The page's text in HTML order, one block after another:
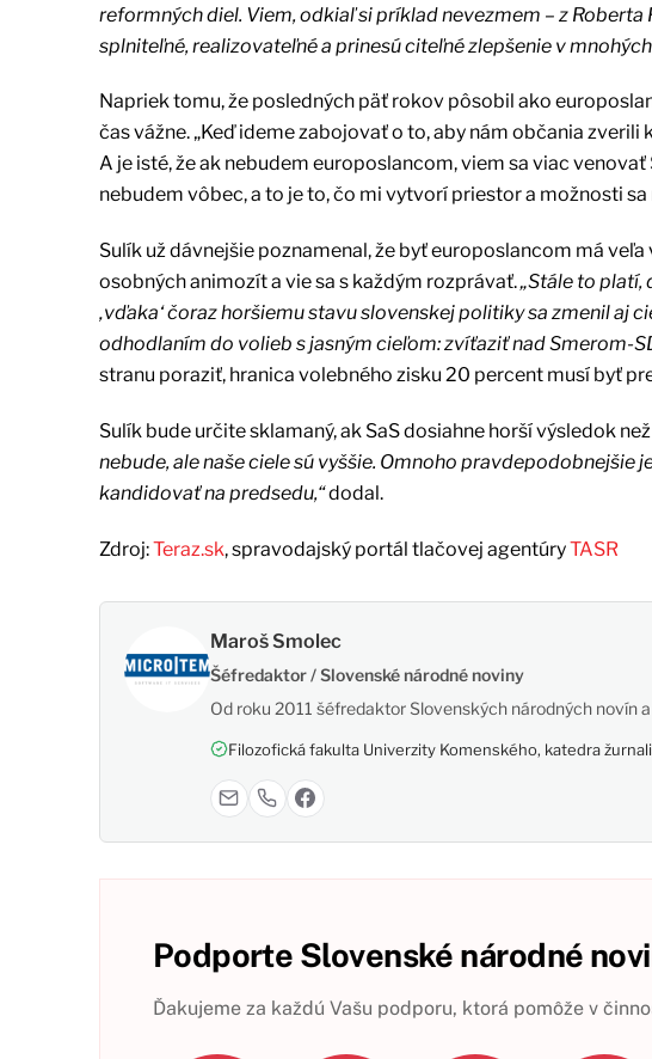
reformných diel. Viem, odkiaľ si príklad nevezmem – z
splniteľné, realizovateľné a prinesú citeľné zlepšenie v
Napriek tomu, že posledných päť rokov pôsobil ako
čas vážne. „Keď ideme zabojovať o to, aby nám občania
A je isté, že ak nebudem europoslancom, viem sa viac
nebudem vôbec, a to je to, čo mi vytvorí priestor a možnosti
Sulík už dávnejšie poznamenal, že byť europoslancom má
osobných animozít a vie sa s každým rozprávať.„Stále to platí,
‚vďaka‘ čoraz horšiemu stavu slovenskej politiky sa zmenil aj
odhodlaním do volieb s jasným cieľom: zvíťaziť nad Smerom-
stranu poraziť, hranica volebného zisku 20 percent musí byť
Sulík bude určite sklamaný, ak SaS dosiahne horší výsledok
nebude, ale naše ciele sú vyššie. Omnoho pravdepodobnejšie
kandidovať na predsedu,“dodal.
Zdroj:Teraz.sk, spravodajský portál tlačovej agentúryTASR
Maroš Smolec
Šéfredaktor / Slovenské národné noviny
Od roku 2011 šéfredaktor Slovenských národných novín
Filozofická fakulta Univerzity Komenského, katedra
Podporte Slovenské národné
Ďakujeme za každú Vašu podporu, ktorá pomôže v